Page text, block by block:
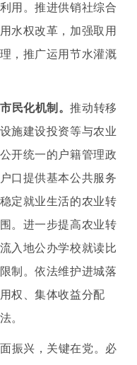
用。推进供销社综合
水权改革，加强取用
，推广运用节水灌溉
民化机制。推动转移
施建设投资等与农业
开统一的户籍管理政
口提供基本公共服务
定就业生活的农业转
。进一步提高农业转
入地公办学校就读比
制。依法维护进城落
权、集体收益分配
。
振兴，关键在党。必